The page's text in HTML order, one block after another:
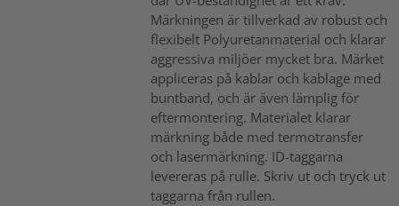
Märkningen är tillverkad av robust och
flexibelt Polyuretanmaterial och klarar
aggressiva miljöer mycket bra. Märket
appliceras på kablar och kablage med
buntband, och är även lämplig för
eftermontering. Materialet klarar
märkning både med termotransfer
och lasermärkning. ID-taggarna
levereras på rulle. Skriv ut och tryck ut
taggarna från rullen.